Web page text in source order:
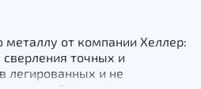
от компании Хеллер:
точных и
легированных и не